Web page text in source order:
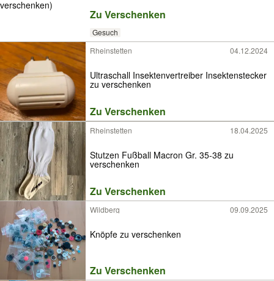
Zu Verschenken
Gesuch
Rheinstetten
04.12.2024
Ultraschall Insektenvertreiber Insektenstecker
zu verschenken
Zu Verschenken
Rheinstetten 18.04.2025
Stutzen Fußball Macron Gr. 35-38 zu
verschenken
Zu Verschenken
Wildberg 09.09.2025
Knöpfe zu verschenken
Zu Verschenken